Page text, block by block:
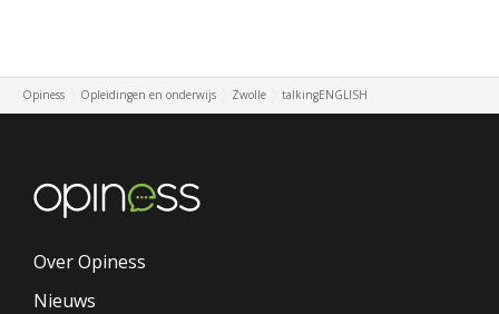
Opiness Opleidingen en onderwijs Zwolle talkingENGLISH
Over Opiness
Nieuws